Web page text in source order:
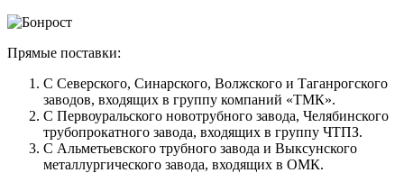
Прямые поставки:
С Северского, Синарского, Волжского и Таганрогского
заводов, входящих в группу компаний «ТМК».
С Первоуральского новотрубного завода, Челябинского
трубопрокатного завода, входящих в группу ЧТПЗ.
С Альметьевского трубного завода и Выксунского
металлургического завода, входящих в ОМК.